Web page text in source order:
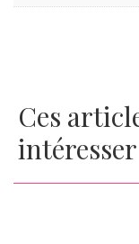
Ces
intéresser